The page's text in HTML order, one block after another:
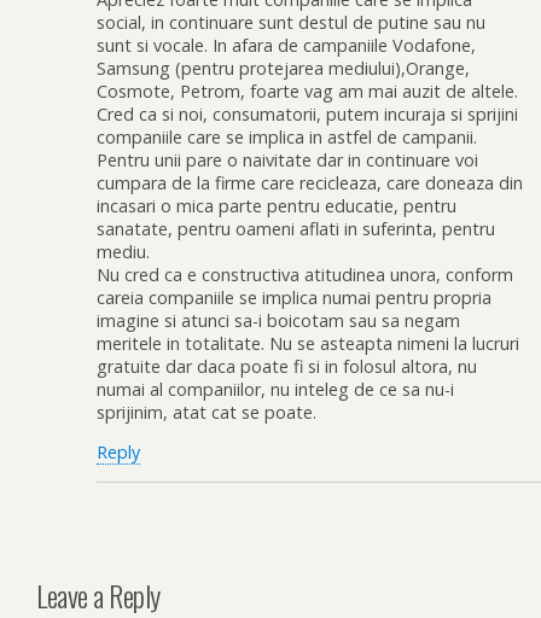
social, in continuare sunt destul de putine sau nu
sunt si vocale. In afara de campaniile Vodafone,
Samsung (pentru protejarea mediului),Orange,
Cosmote, Petrom, foarte vag am mai auzit de altele.
Cred ca si noi, consumatorii, putem incuraja si sprijini
companiile care se implica in astfel de campanii.
Pentru unii pare o naivitate dar in continuare voi
cumpara de la firme care recicleaza, care doneaza din
incasari o mica parte pentru educatie, pentru
sanatate, pentru oameni aflati in suferinta, pentru
mediu.
Nu cred ca e constructiva atitudinea unora, conform
careia companiile se implica numai pentru propria
imagine si atunci sa-i boicotam sau sa negam
meritele in totalitate. Nu se asteapta nimeni la lucruri
gratuite dar daca poate fi si in folosul altora, nu
numai al companiilor, nu inteleg de ce sa nu-i
sprijinim, atat cat se poate.
Reply
Leave a Reply